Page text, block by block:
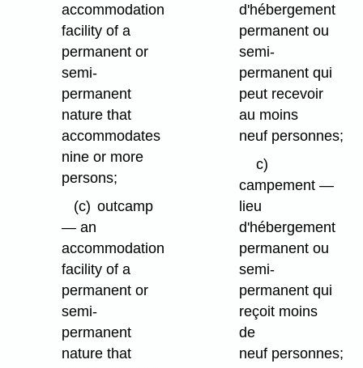
accommodation
facility of a
permanent or
semi-
permanent
nature that
accommodates
nine or more
persons;
(c) outcamp
— an
accommodation
facility of a
permanent or
semi-
permanent
nature that
d'hébergement
permanent ou
semi-
permanent qui
peut recevoir
au moins
neuf personnes;
c)
campement —
lieu
d'hébergement
permanent ou
semi-
permanent qui
reçoit moins
de
neuf personnes;